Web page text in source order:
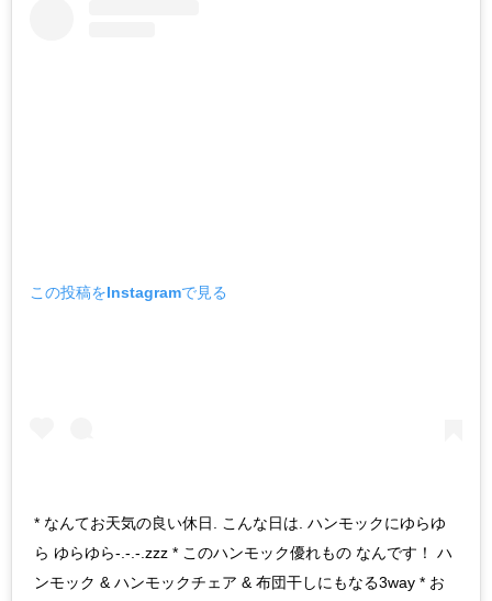
この投稿をInstagramで見る
* なんてお天気の良い休日. こんな日は. ハンモックにゆらゆ
ら ゆらゆら-.-.-.zzz * このハンモック優れもの なんです！ ハ
ンモック & ハンモックチェア & 布団干しにもなる3way * お